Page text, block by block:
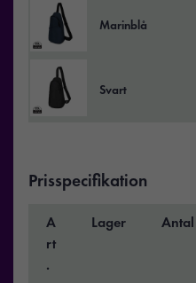
Marinblå
Svart
Prisspecifikation
A
rt
.
Lager Antal